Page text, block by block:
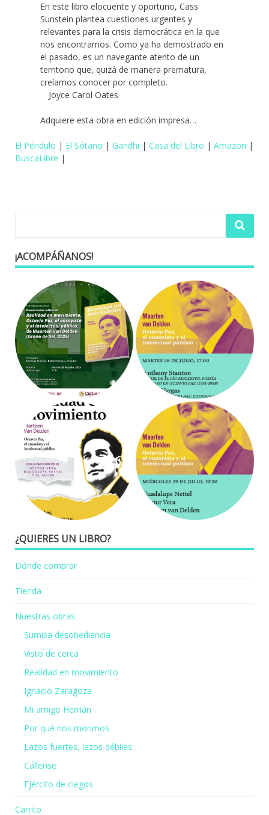
En este libro elocuente y oportuno, Cass
Sunstein plantea cuestiones urgentes y
relevantes para la crisis democrática en la que
nos encontramos. Como ya ha demostrado en
el pasado, es un navegante atento de un
territorio que, quizá de manera prematura,
creíamos conocer por completo.
Joyce Carol Oates
Adquiere esta obra en edición impresa…
El Péndulo | El Sótano | Gandhi | Casa del Libro | Amazon |
BuscaLibre |
¡ACOMPÁÑANOS!
¿QUIERES UN LIBRO?
Dónde comprar
Tienda
Nuestras obras
Sumisa desobediencia
Visto de cerca
Realidad en movimiento
Ignacio Zaragoza
Mi amigo Hernán
Por qué nos morimos
Lazos fuertes, lazos débiles
Cállense
Ejército de ciegos
Carrito